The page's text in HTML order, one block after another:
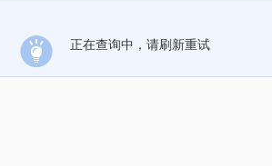
正在查询中，请刷新重试